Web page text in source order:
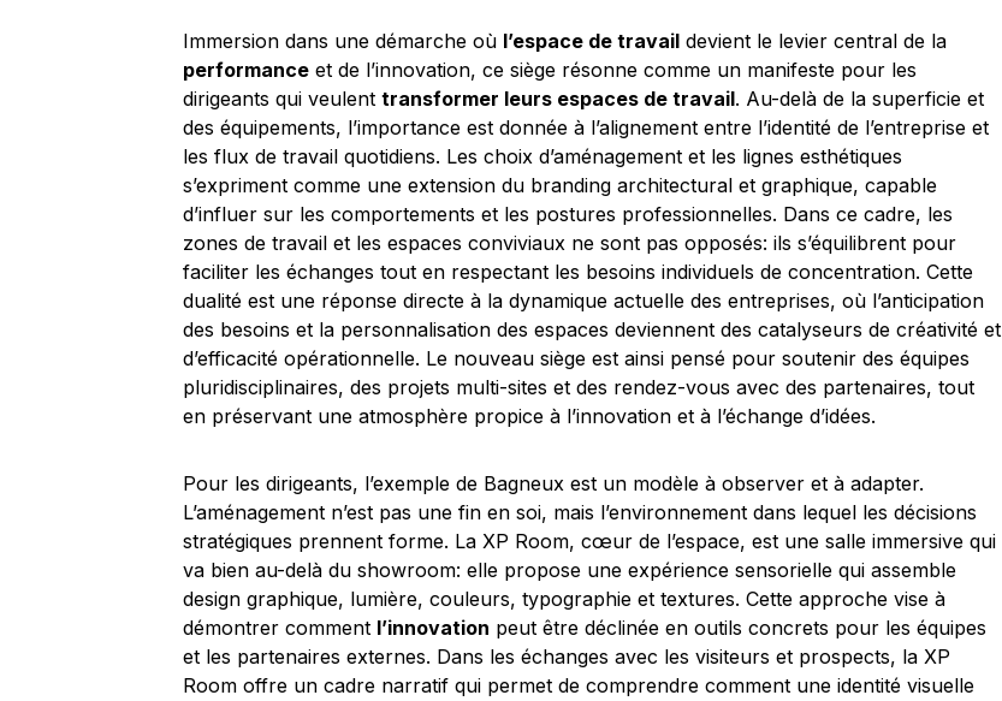
Immersion dans une démarche où l’espace de travail devient le levier central de la
performance et de l’innovation, ce siège résonne comme un manifeste pour les
dirigeants qui veulent transformer leurs espaces de travail. Au-delà de la superficie et
des équipements, l’importance est donnée à l’alignement entre l’identité de l’entreprise et
les flux de travail quotidiens. Les choix d’aménagement et les lignes esthétiques
s’expriment comme une extension du branding architectural et graphique, capable
d’influer sur les comportements et les postures professionnelles. Dans ce cadre, les
zones de travail et les espaces conviviaux ne sont pas opposés: ils s’équilibrent pour
faciliter les échanges tout en respectant les besoins individuels de concentration. Cette
dualité est une réponse directe à la dynamique actuelle des entreprises, où l’anticipation
des besoins et la personnalisation des espaces deviennent des catalyseurs de créativité et
d’efficacité opérationnelle. Le nouveau siège est ainsi pensé pour soutenir des équipes
pluridisciplinaires, des projets multi-sites et des rendez-vous avec des partenaires, tout
en préservant une atmosphère propice à l’innovation et à l’échange d’idées.
Pour les dirigeants, l’exemple de Bagneux est un modèle à observer et à adapter.
L’aménagement n’est pas une fin en soi, mais l’environnement dans lequel les décisions
stratégiques prennent forme. La XP Room, cœur de l’espace, est une salle immersive qui
va bien au-delà du showroom: elle propose une expérience sensorielle qui assemble
design graphique, lumière, couleurs, typographie et textures. Cette approche vise à
démontrer comment l’innovation peut être déclinée en outils concrets pour les équipes
et les partenaires externes. Dans les échanges avec les visiteurs et prospects, la XP
Room offre un cadre narratif qui permet de comprendre comment une identité visuelle